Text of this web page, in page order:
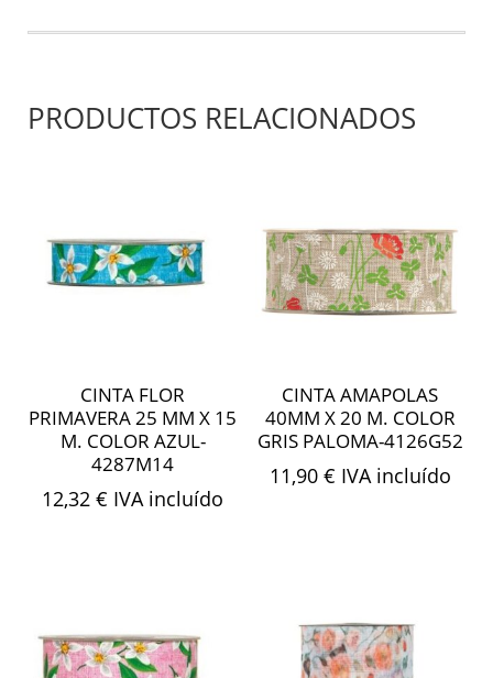
color
cantidad
PRODUCTOS RELACIONADOS
CINTA FLOR
PRIMAVERA 25 MM X 15
M. COLOR AZUL-
4287M14
12,32€ IVA incluído
CINTA AMAPOLAS
40MM X 20 M. COLOR
GRIS PALOMA-4126G52
11,90 € IVA incluído